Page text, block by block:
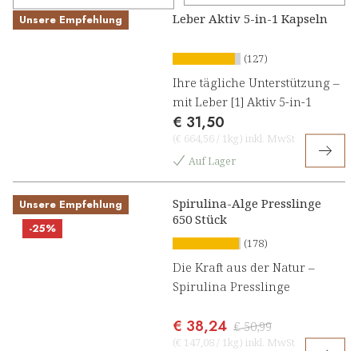
Unsere Empfehlung Leber Aktiv 5-in-1 Kapseln
(127)
Ihre tägliche Unterstützung –
mit Leber [1] Aktiv 5-in-1
€ 31,50
(€ 664,56 / 1kg) inkl. MwSt
Auf Lager
Unsere Empfehlung
-25%
Spirulina-Alge Presslinge
650 Stück
(178)
Die Kraft aus der Natur –
Spirulina Presslinge
€ 38,24 € 50,99
(€ 147,08 / 1kg) inkl. MwSt